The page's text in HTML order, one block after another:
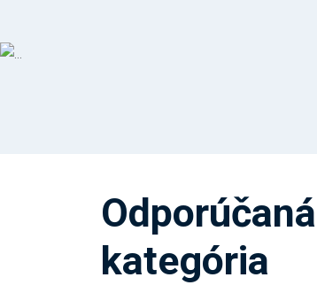
Odporúčaná
kategória